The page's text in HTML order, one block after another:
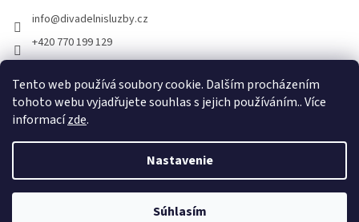
Tento web používá soubory cookie. Dalším procházením
tohoto webu vyjadřujete souhlas s jejich používáním.. Více
informacízde.
Nastavenie
Súhlasím
info@divadelnisluzby.cz
+420 770 199 129
Divadelní služby Plzeň
divadelni_sluzby_plzen
Vytvoril Shoptet
Jevištní technika. Všetky práva vyhradené.